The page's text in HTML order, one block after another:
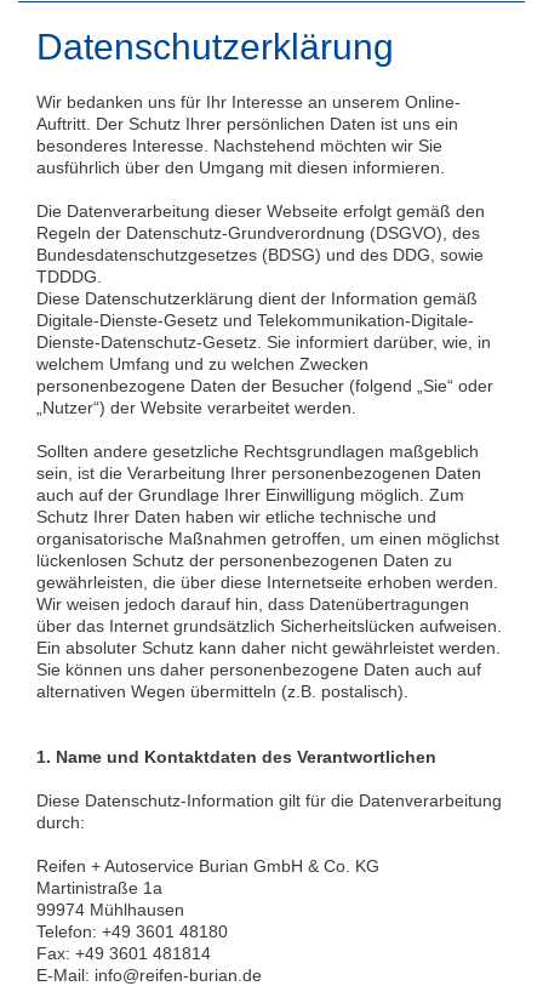
Datenschutzerklärung
Wir bedanken uns für Ihr Interesse an unserem Online-
Auftritt. Der Schutz Ihrer persönlichen Daten ist uns ein
besonderes Interesse. Nachstehend möchten wir Sie
ausführlich über den Umgang mit diesen informieren.
Die Datenverarbeitung dieser Webseite erfolgt gemäß den
Regeln der Datenschutz-Grundverordnung (DSGVO), des
Bundesdatenschutzgesetzes (BDSG) und des DDG, sowie
TDDDG.
Diese Datenschutzerklärung dient der Information gemäß
Digitale-Dienste-Gesetz und Telekommunikation-Digitale-
Dienste-Datenschutz-Gesetz. Sie informiert darüber, wie, in
welchem Umfang und zu welchen Zwecken
personenbezogene Daten der Besucher (folgend „Sie“ oder
„Nutzer“) der Website verarbeitet werden.
Sollten andere gesetzliche Rechtsgrundlagen maßgeblich
sein, ist die Verarbeitung Ihrer personenbezogenen Daten
auch auf der Grundlage Ihrer Einwilligung möglich. Zum
Schutz Ihrer Daten haben wir etliche technische und
organisatorische Maßnahmen getroffen, um einen möglichst
lückenlosen Schutz der personenbezogenen Daten zu
gewährleisten, die über diese Internetseite erhoben werden.
Wir weisen jedoch darauf hin, dass Datenübertragungen
über das Internet grundsätzlich Sicherheitslücken aufweisen.
Ein absoluter Schutz kann daher nicht gewährleistet werden.
Sie können uns daher personenbezogene Daten auch auf
alternativen Wegen übermitteln (z.B. postalisch).
1. Name und Kontaktdaten des Verantwortlichen
Diese Datenschutz-Information gilt für die Datenverarbeitung
durch:
Reifen + Autoservice Burian GmbH & Co. KG
Martinistraße 1a
99974 Mühlhausen
Telefon: +49 3601 48180
Fax: +49 3601 481814
E-Mail: info@reifen-burian.de